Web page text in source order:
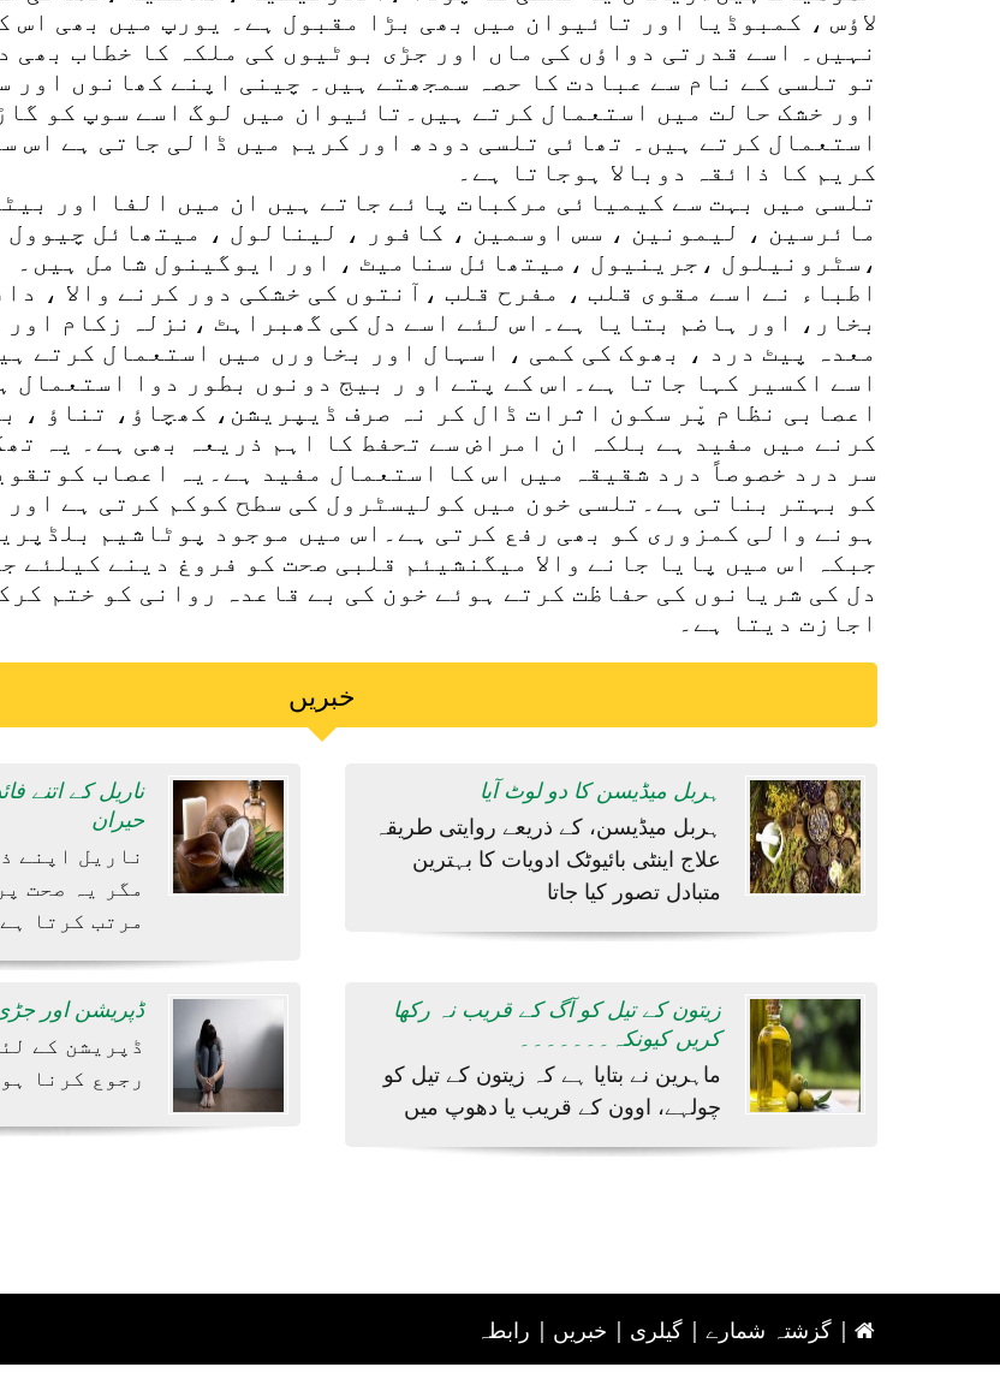
لاؤس ، کمبوڈیا اور تائیوان میں بھی بڑا مقبول ہے۔ یورپ میں بھی اس
نہیں۔ اسے قدرتی دواؤں کی ماں اور جڑی بوٹیوں کی ملکہ کا خطاب بھی
تو تلسی کے نام سے عبادت کا حصہ سمجھتے ہیں۔ چینی اپنے کھانوں اور
اور خشک حالت میں استعمال کرتے ہیں۔تائیوان میں لوگ اسے سوپ کو
استعمال کرتے ہیں۔ تھائی تلسی دودھ اور کریم میں ڈالی جاتی ہے اس
کریم کا ذائقہ دوبالا ہوجاتا ہے۔
تلسی میں بہت سے کیمیائی مرکبات پائے جاتے ہیں ان میں الفا اور
مائرسین ، لیمونین ، سس اوسمین ، کافور ، لینالول ، میتھائل
،سٹرونیلول ،جرینیول ،میتھائل سنامیٹ ، اور ایوگینول شامل ہیں۔
اطباء نے اسے مقوی قلب ، مفرح قلب ،آنتوں کی خشکی دور کرنے والا ،
بخار، اور ہاضم بتایا ہے۔اس لئے اسے دل کی گھبراہٹ ،نزلہ زکام
معدہ پیٹ درد ، بھوک کی کمی ، اسہال اور بخاورں میں استعمال کرتے
اسے اکسیر کہا جاتا ہے۔اس کے پتے او ر بیج دونوں بطور دوا استعمال
اعصابی نظام پْر سکون اثرات ڈال کر نہ صرف ڈیپریشن، کھچاؤ، تناؤ ،
کرنے میں مفید ہے بلکہ ان امراض سے تحفط کا اہم ذریعہ بھی ہے۔ یہ
سر درد خصوصاً درد شقیقہ میں اس کا استعمال مفید ہے۔یہ اعصاب
کو بہتر بناتی ہے۔تلسی خون میں کولیسٹرول کی سطح کوکم کرتی ہے اور
ہونے والی کمزوری کو بھی رفع کرتی ہے۔اس میں موجود پوٹاشیم
جبکہ اس میں پایا جانے والا میگنشیئم قلبی صحت کو فروغ دینے کیلئے
دل کی شریانوں کی حفاظت کرتے ہوئے خون کی بے قاعدہ روانی کو ختم
اجازت دیتا ہے۔
خبریں
ہربل میڈیسن کا دو لوٹ آیا
ہربل میڈیسن، کے ذریعے روایتی طریقہ
علاج اینٹی بائیوٹک ادویات کا بہترین
متبادل تصور کیا جاتا
ناریل کے اتنے
حیران
ناریل اپنے
مگر یہ صحت
مرتب کرتا ہے۔
زیتون کے تیل کو آگ کے قریب نہ رکھا
کریں کیونکہ۔۔۔۔۔۔۔
ماہرین نے بتایا ہے کہ زیتون کے تیل کو
چولہے، اوون کے قریب یا دھوپ میں
ڈپریشن اور جڑی
ڈپریشن کے
رجوع کرنا
گزشتہ شمارے | گیلری | خبریں | رابطہ |